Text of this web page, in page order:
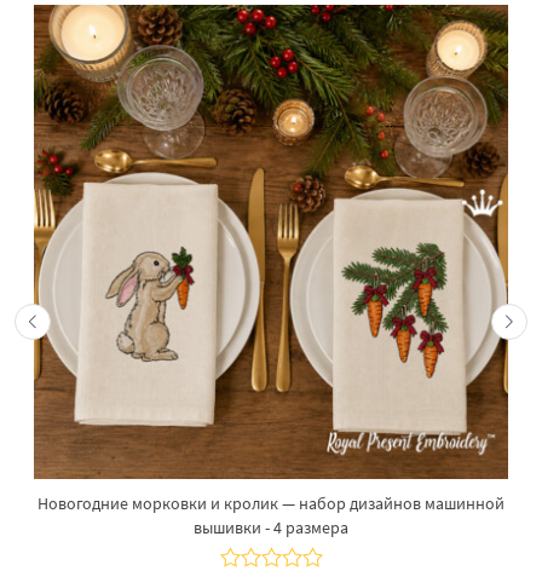
Новогодние морковки и кролик — набор дизайнов машинной
вышивки - 4 размера